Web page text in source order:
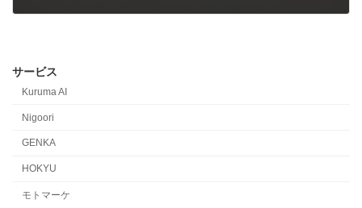
2026-03-12
サービス
Kuruma AI
Nigoori
GENKA
HOKYU
モトマーケ